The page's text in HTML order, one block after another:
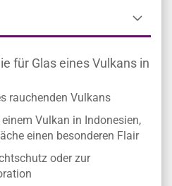
für Glas eines Vulkans in
rauchenden Vulkans
Vulkan in Indonesien,
einen besonderen Flair
oder zur